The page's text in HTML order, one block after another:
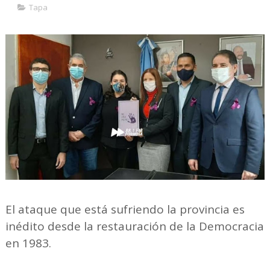
Tapa
El ataque que está sufriendo la provincia es
inédito desde la restauración de la Democracia
en 1983.